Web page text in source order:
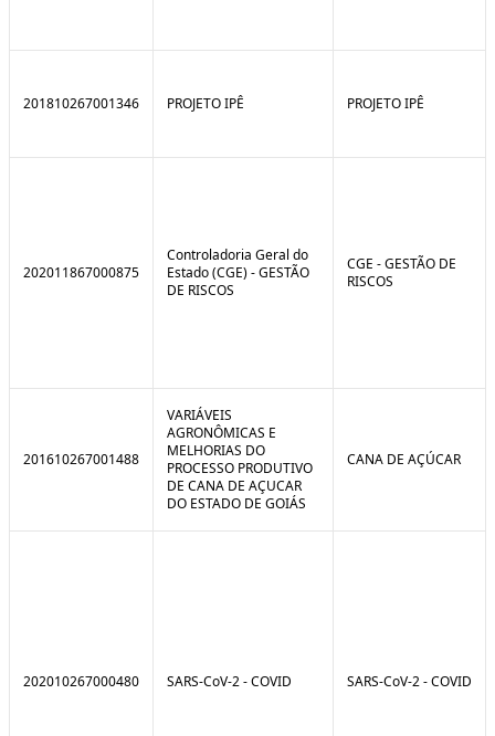
201810267001346 PROJETO IPÊ PROJETO IPÊ
202011867000875
Controladoria Geral do
Estado (CGE) - GESTÃO
DE RISCOS
CGE - GESTÃO DE
RISCOS
201610267001488
VARIÁVEIS
AGRONÔMICAS E
MELHORIAS DO
PROCESSO PRODUTIVO
DE CANA DE AÇUCAR
DO ESTADO DE GOIÁS
CANA DE AÇÚCAR
202010267000480 SARS-CoV-2 - COVID SARS-CoV-2 - COVID